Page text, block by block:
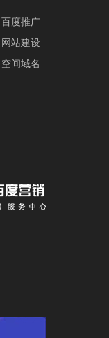
百度推广
网站建设
空间域名